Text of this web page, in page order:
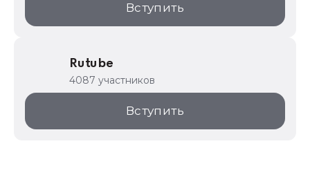
Вступить
Rutube
4087 участников
Вступить